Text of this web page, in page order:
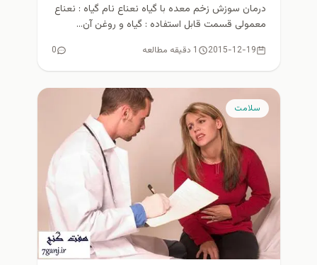
درمان سوزش زخم معده با گیاه نعناع نام گیاه : نعناع
معمولی قسمت قابل استفاده : گیاه و روغن آن...
2015-12-19 1 دقیقه مطالعه 0
سلامت